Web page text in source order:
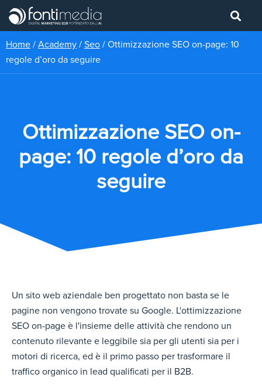
Home / Academy / Seo / Ottimizzazione SEO on-page: 10
regole d’oro da seguire
Ottimizzazione SEO on-
page: 10 regole d’oro da
seguire
Un sito web aziendale ben progettato non basta se le
pagine non vengono trovate su Google. L'ottimizzazione
SEO on-page è l'insieme delle attività che rendono un
contenuto rilevante e leggibile sia per gli utenti sia per i
motori di ricerca, ed è il primo passo per trasformare il
traffico organico in lead qualificati per il B2B.